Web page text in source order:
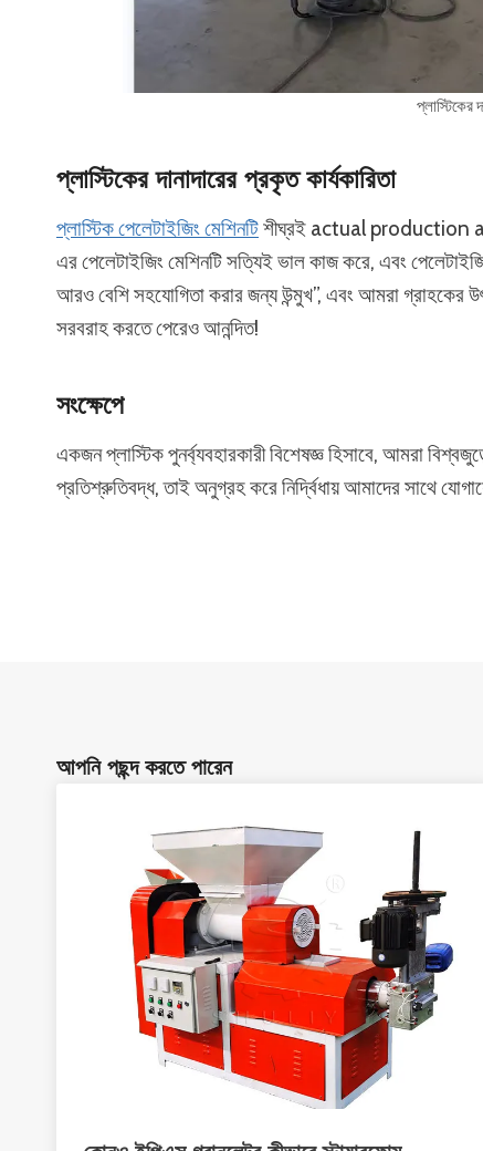
প্লাস্টিকের
প্লাস্টিকের দানাদারের প্রকৃত কার্যকারিতা
প্লাস্টিক পেলেটাইজিং মেশিনটিশীঘ্রই actual production
এর পেলেটাইজিং মেশিনটি সত্যিই ভাল কাজ করে, এবং
আরও বেশি সহযোগিতা করার জন্য উন্মুখ”, এবং আমরা গ্রাহকের
সরবরাহ করতে পেরেও আনন্দিত!
সংক্ষেপে
একজন প্লাস্টিক পুনর্ব্যবহারকারী বিশেষজ্ঞ হিসাবে, আমরা
প্রতিশ্রুতিবদ্ধ, তাই অনুগ্রহ করে নির্দ্বিধায় আমাদের সাথে
আপনি পছন্দ করতে পারেন